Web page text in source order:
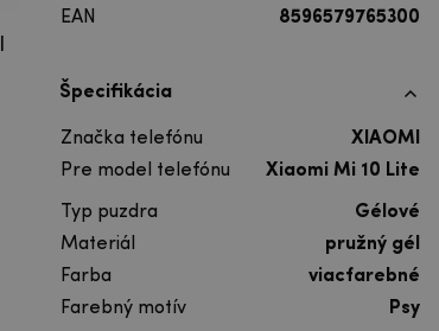
EAN
8596579765300
Špecifikácia
Značka telefónu
XIAOMI
Pre model telefónu
Xiaomi Mi 10 Lite
Typ puzdra
Gélové
Materiál
pružný gél
Farba
viacfarebné
Farebný motív
Psy